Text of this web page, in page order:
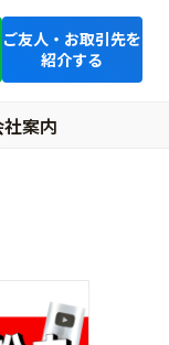
ご友人・お取引先を
紹介する
社案内